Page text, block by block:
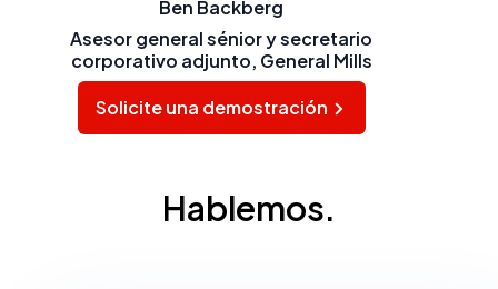
Ben Backberg
Asesor general sénior y secretario
corporativo adjunto, General Mills
Solicite una demostración
Hablemos.